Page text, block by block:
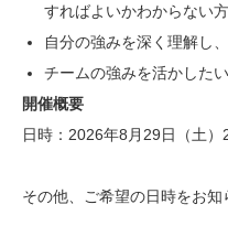
すればよいかわからない方
自分の強みを深く理解し
チームの強みを活かした
開催概要
日時：2026年8月29日（土
その他、ご希望の日時をお知